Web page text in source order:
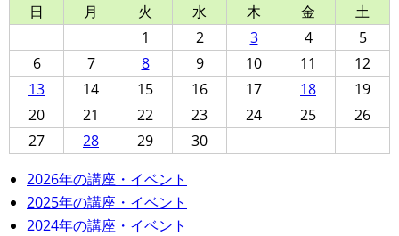
日
月 火 水 木 金
土
1
2 3 4
5
6
7 8 9 10 11
12
13
14 15 16 17 18
19
20
21 22 23 24 25
26
27
28 29
30
2026年の講座・イベント
2025年の講座・イベント
2024年の講座・イベント